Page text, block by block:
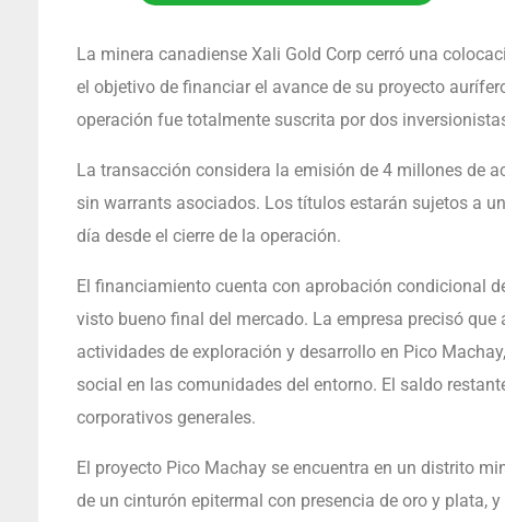
La minera canadiense Xali Gold Corp cerró una
el objetivo de financiar el avance de su proyecto
operación fue totalmente suscrita por dos
La transacción considera la emisión de 4 millones de
sin warrants asociados. Los títulos estarán sujetos a
día desde el cierre de la operación.
El financiamiento cuenta con aprobación condicional
visto bueno final del mercado. La empresa precisó
actividades de exploración y desarrollo en Pico
social en las comunidades del entorno. El saldo
corporativos generales.
El proyecto Pico Machay se encuentra en un distrito
de un cinturón epitermal con presencia de oro y plata,